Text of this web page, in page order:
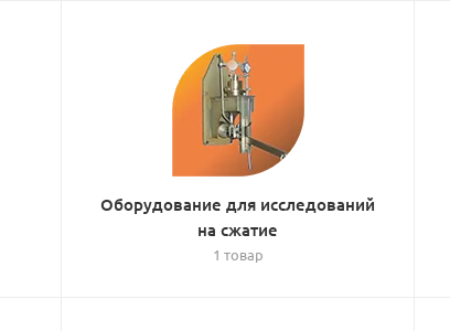
Оборудование для исследований
на сжатие
1 товар